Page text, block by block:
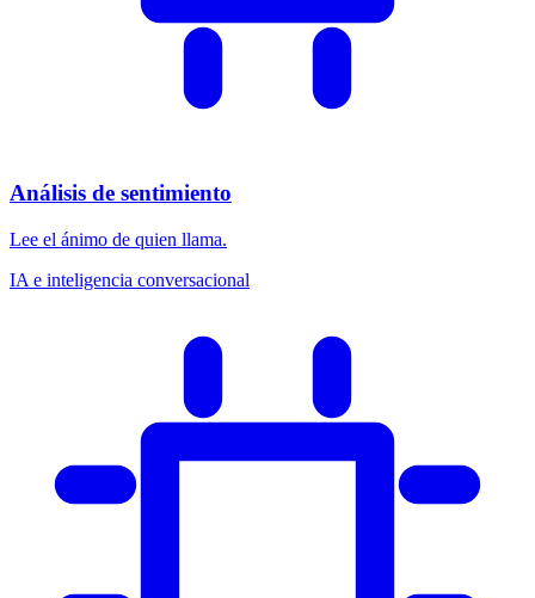
Análisis de sentimiento
Lee el ánimo de quien llama.
IA e inteligencia conversacional